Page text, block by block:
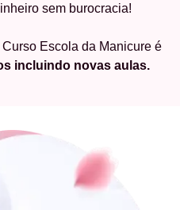
sem burocracia!
Escola da Manicure é
incluindo novas aulas.